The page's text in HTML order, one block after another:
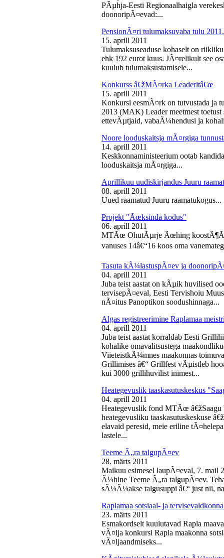
PÃµhja-Eesti Regionaalhaigla
doonoripÃ¤evad:...
PensionÃ¤ri tulumaksuvaba tulu
15. aprill 2011
Tulumaksuseaduse kohaselt on
ehk 192 eurot kuus. JÃ¤relikult see
kuulub tulumaksustamisele...
Konkurss â€žMÃ¤rka Leaderitâ€œ
15. aprill 2011
Konkursi eesmÃ¤rk on tutvustada ja
2013 (MAK) Leader meetmest
ettevÃµtjaid, vabaÃ¼hendusi ja
Noore looduskaitsja mÃ¤rgiga
14. aprill 2011
Keskkonnaministeerium ootab
looduskaitsja mÃ¤rgiga...
Aprillikuu uudiskirjandus Juuru
08. aprill 2011
Uued raamatud Juuru raamatukogus...
Projekt "Ãœksinda kodus"
06. aprill 2011
MTÃœ OhutÃµrje Ãœhing
vanuses 14â€“16 koos oma
Tasuta kÃ¼lastuspÃ¤ev ja
04. aprill 2011
Juba teist aastat on kÃµik huvilised
tervisepÃ¤eval, Eesti Tervishoiu
nÃ¤itus Panoptikon soodushinnaga...
Algas registreerimine Raplamaa
04. aprill 2011
Juba teist aastat korraldab Eesti
kohalike omavalitsustega
ViieteistkÃ¼mnes maakonnas
Grillimises â€“ Grillfest vÃµistleb
kui 3000 grillihuvilist inimest...
Heategevuslik taaskasutuskeskus
04. aprill 2011
Heategevuslik fond MTÃœ â€žSaagu
heategevusliku taaskasutuskeskuse
elavaid peresid, meie eriline
lastele...
Teeme Ã„ra talgupÃ¤ev
28. märts 2011
Maikuu esimesel laupÃ¤eval, 7.
Ã¼hine Teeme Ã„ra talgupÃ¤ev.
sÃ¼Ã¼akse talgusuppi â€“ just nii,
Raplamaa sotsiaal- ja
23. märts 2011
Esmakordselt kuulutavad Rapla
vÃ¤lja konkursi Rapla maakonna
vÃ¤ljaandmiseks...